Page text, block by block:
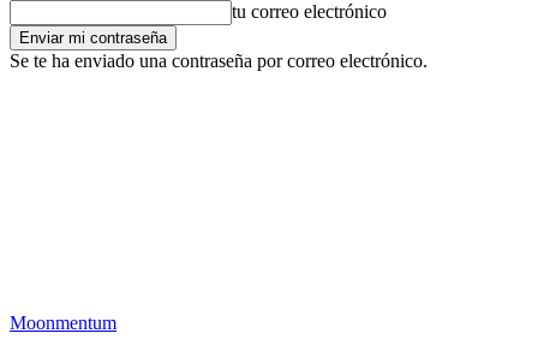
tu correo electrónico
Se te ha enviado una contraseña por correo electrónico.
Moonmentum